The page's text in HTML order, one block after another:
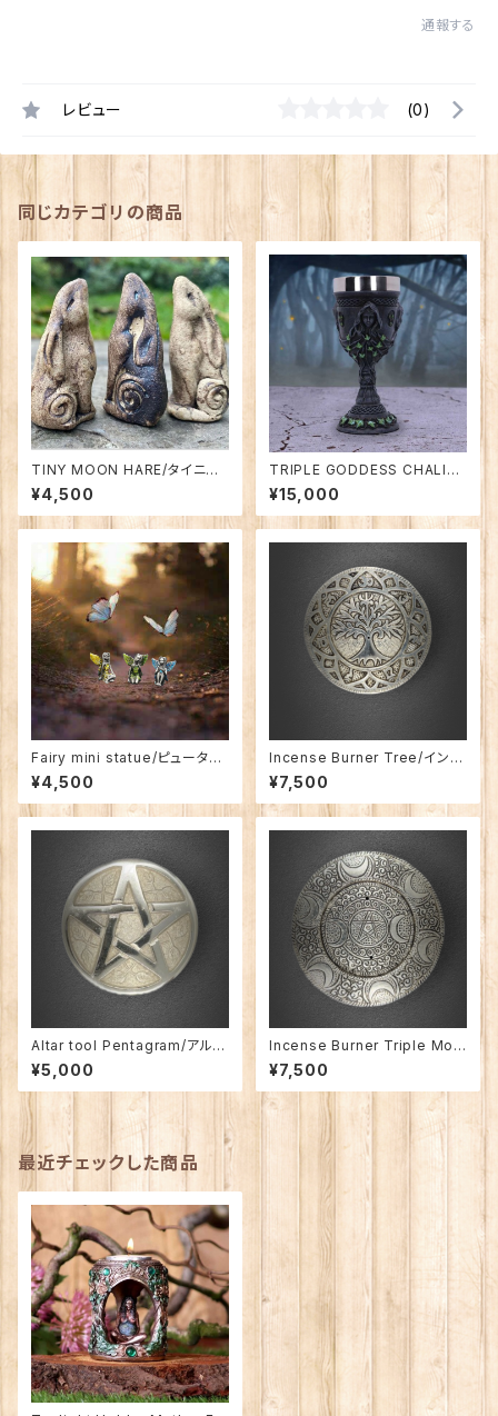
通報する
レビュー (0)
同じカテゴリの商品
TINY MOON HARE/タイニー・
ムーン・ヘア（小さな月見うさ
ぎ）
¥4,500
TRIPLE GODDESS CHALIC
E/トリプル・ゴッデス・チャリス
（三位一体の女神の聖杯）
¥15,000
Fairy mini statue/ピューター
製の小さな妖精
¥4,500
Incense Burner Tree/インセ
ンス・バーナー 木
¥7,500
Altar tool Pentagram/アルタ
ー(祭壇用)ペンタグラムプレー
ト
¥5,000
Incense Burner Triple Moo
n/インセンス・バーナー トリプ
ル・ムーン
¥7,500
最近チェックした商品